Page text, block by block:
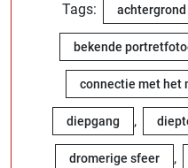
Tags: achtergrond
bekende
connectie met het
diepgang ,
dromerige sfeer ,